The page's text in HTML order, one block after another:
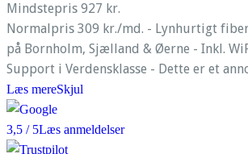
Mindstepris 927 kr.
Normalpris 309 kr./md. - Lynhurtigt
på Bornholm, Sjælland & Øerne - Inkl.
Support i Verdensklasse - Dette er et
Læs mereSkjul
3,5 / 5Læs anmeldelser